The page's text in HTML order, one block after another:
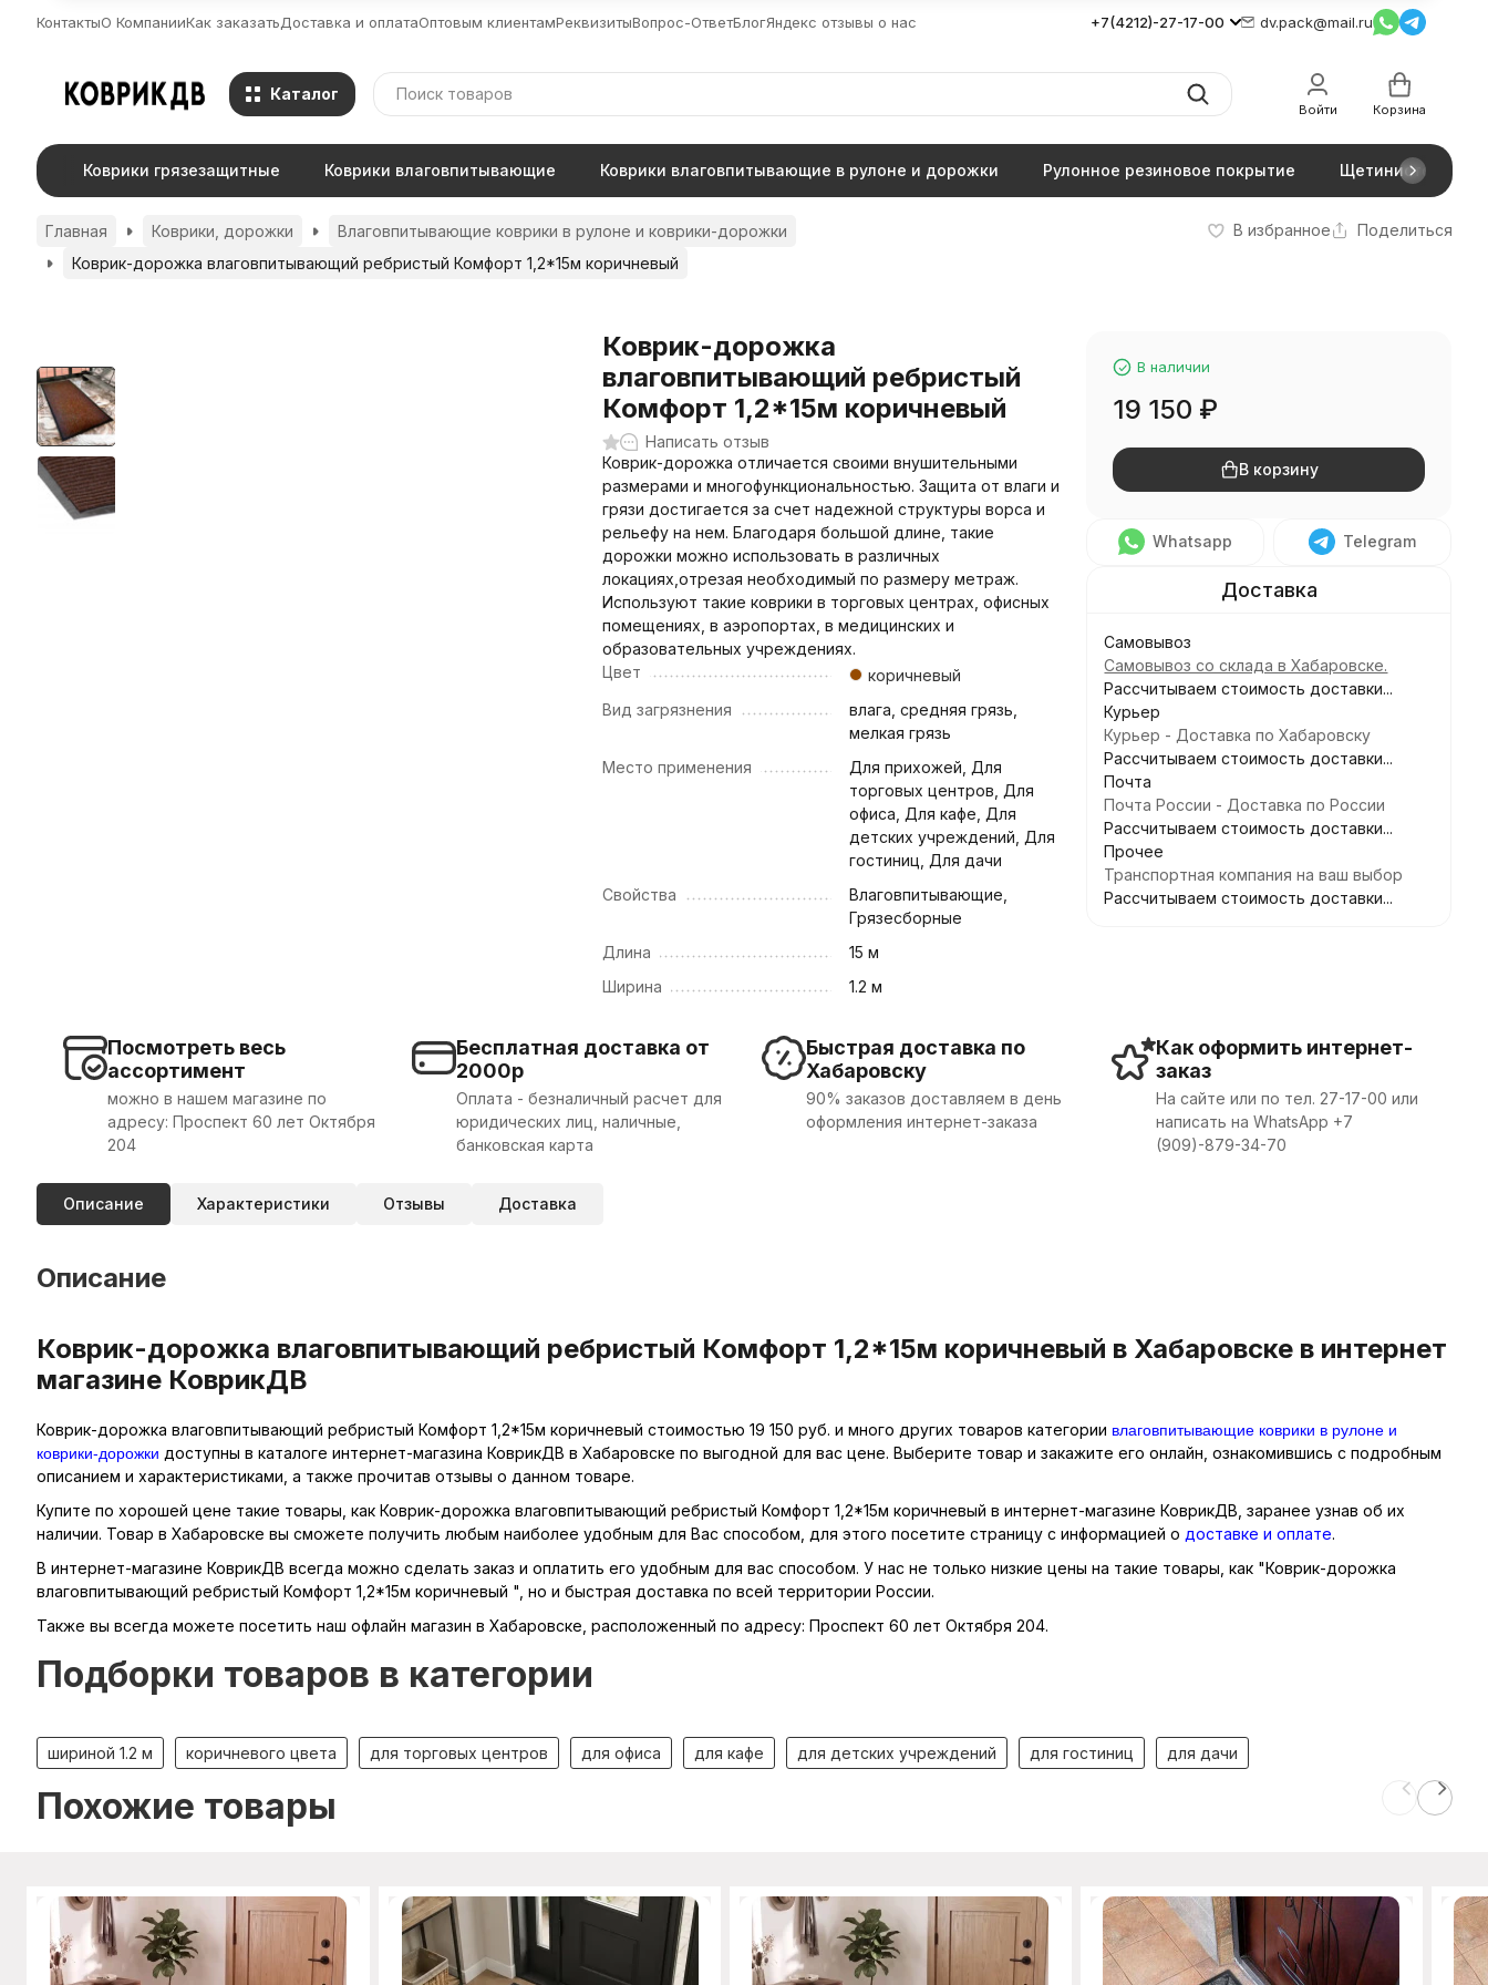
КонтактыО КомпанииКак заказатьДоставка и оплатаОптовым клиентамРеквизитыВопрос-ОтветБлогЯндекс отзывы о нас +7(4212)-27-17-00 dv.pack@mail.ru
Каталог
Войти Корзина
Коврики грязезащитные Коврики влаговпитывающие Коврики влаговпитывающие в рулоне и дорожки Рулонное резиновое покрытие Щетинистое
Главная Коврики, дорожки
Влаговпитывающие коврики в рулоне и коврики-дорожки
Коврик-дорожка влаговпитывающий ребристый Комфорт 1,2*15м коричневый
В избранное Поделиться
Коврик-дорожка
влаговпитывающий ребристый
Комфорт 1,2*15м коричневый
Написать отзыв
Коврик-дорожка отличается своими внушительными
размерами и многофункциональностью. Защита от влаги и
грязи достигается за счет надежной структуры ворса и
рельефу на нем. Благодаря большой длине, такие
дорожки можно использовать в различных
локациях,отрезая необходимый по размеру метраж.
Используют такие коврики в торговых центрах, офисных
помещениях, в аэропортах, в медицинских и
образовательных учреждениях.
Цвет
коричневый
Вид загрязнения
влага, средняя грязь,
мелкая грязь
Место применения
Для прихожей, Для
торговых центров, Для
офиса, Для кафе, Для
детских учреждений, Для
гостиниц, Для дачи
Свойства
Влаговпитывающие,
Грязесборные
Длина
15 м
Ширина
1.2 м
В наличии
19 150 ₽
В корзину
Whatsapp Telegram
Самовывоз
Самовывоз со склада в Хабаровске.
Рассчитываем стоимость доставки...
Курьер
Курьер - Доставка по Хабаровску
Рассчитываем стоимость доставки...
Почта
Почта России - Доставка по России
Рассчитываем стоимость доставки...
Прочее
Транспортная компания на ваш выбор
Рассчитываем стоимость доставки...
Посмотреть весь
ассортимент
можно в нашем магазине по
адресу: Проспект 60 лет Октября
204
Бесплатная доставка от
2000р
Оплата - безналичный расчет для
юридических лиц, наличные,
банковская карта
Быстрая доставка по
Хабаровску
90% заказов доставляем в день
оформления интернет-заказа
Как оформить интернет-
заказ
На сайте или по тел. 27-17-00 или
написать на WhatsApp +7
(909)-879-34-70
Описание Характеристики Отзывы Доставка
Описание
Коврик-дорожка влаговпитывающий ребристый Комфорт 1,2*15м коричневый в Хабаровске в интернет
магазине КоврикДВ
Коврик-дорожка влаговпитывающий ребристый Комфорт 1,2*15м коричневый стоимостью 19 150 руб. и много других товаров категории влаговпитывающие коврики в рулоне и
коврики-дорожки доступны в каталоге интернет-магазина КоврикДВ в Хабаровске по выгодной для вас цене. Выберите товар и закажите его онлайн, ознакомившись с подробным
описанием и характеристиками, а также прочитав отзывы о данном товаре.
Купите по хорошей цене такие товары, как Коврик-дорожка влаговпитывающий ребристый Комфорт 1,2*15м коричневый в интернет-магазине КоврикДВ, заранее узнав об их
наличии. Товар в Хабаровске вы сможете получить любым наиболее удобным для Вас способом, для этого посетите страницу с информацией о доставке и оплате.
В интернет-магазине КоврикДВ всегда можно сделать заказ и оплатить его удобным для вас способом. У нас не только низкие цены на такие товары, как "Коврик-дорожка
влаговпитывающий ребристый Комфорт 1,2*15м коричневый ", но и быстрая доставка по всей территории России.
Также вы всегда можете посетить наш офлайн магазин в Хабаровске, расположенный по адресу: Проспект 60 лет Октября 204.
Подборки товаров в категории
шириной 1.2 м коричневого цвета для торговых центров для офиса для кафе для детских учреждений для гостиниц для дачи
Похожие товары